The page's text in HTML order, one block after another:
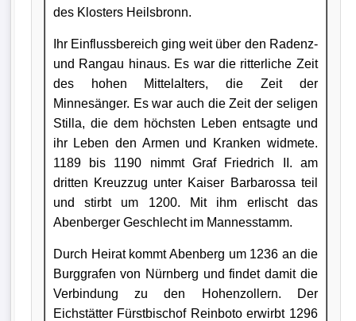
des Klosters Heilsbronn.
Ihr Einflussbereich ging weit über den Radenz-
und Rangau hinaus. Es war die ritterliche Zeit
des hohen Mittelalters, die Zeit der
Minnesänger. Es war auch die Zeit der seligen
Stilla, die dem höchsten Leben entsagte und
ihr Leben den Armen und Kranken widmete.
1189 bis 1190 nimmt Graf Friedrich II. am
dritten Kreuzzug unter Kaiser Barbarossa teil
und stirbt um 1200. Mit ihm erlischt das
Abenberger Geschlecht im Mannesstamm.
Durch Heirat kommt Abenberg um 1236 an die
Burggrafen von Nürnberg und findet damit die
Verbindung zu den Hohenzollern. Der
Eichstätter Fürstbischof Reinboto erwirbt 1296